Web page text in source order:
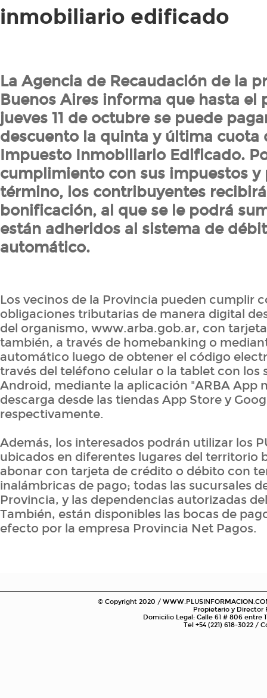
inmobiliario edificado
La Agencia de Recaudación de la
Buenos Aires informa que hasta el
jueves 11 de octubre se puede
descuento la quinta y última cuota
Impuesto Inmobiliario Edificado.
cumplimiento con sus impuestos y
término, los contribuyentes
bonificación, al que se le podrá
están adheridos al sistema de
automático.
Los vecinos de la Provincia pueden cumplir
obligaciones tributarias de manera digital
del organismo, www.arba.gob.ar, con
también, a través de homebanking o
automático luego de obtener el código
través del teléfono celular o la tablet con los
Android, mediante la aplicación "ARBA App
descarga desde las tiendas App Store y
respectivamente.
Además, los interesados podrán utilizar los
ubicados en diferentes lugares del territorio
abonar con tarjeta de crédito o débito con
inalámbricas de pago; todas las sucursales
Provincia, y las dependencias autorizadas
También, están disponibles las bocas de
efecto por la empresa Provincia Net Pagos.
© Copyright 2020 /
Propietario y Director
Domicilio Legal: Calle 61 # 806 entre
Tel +54 (221) 618-3022 /